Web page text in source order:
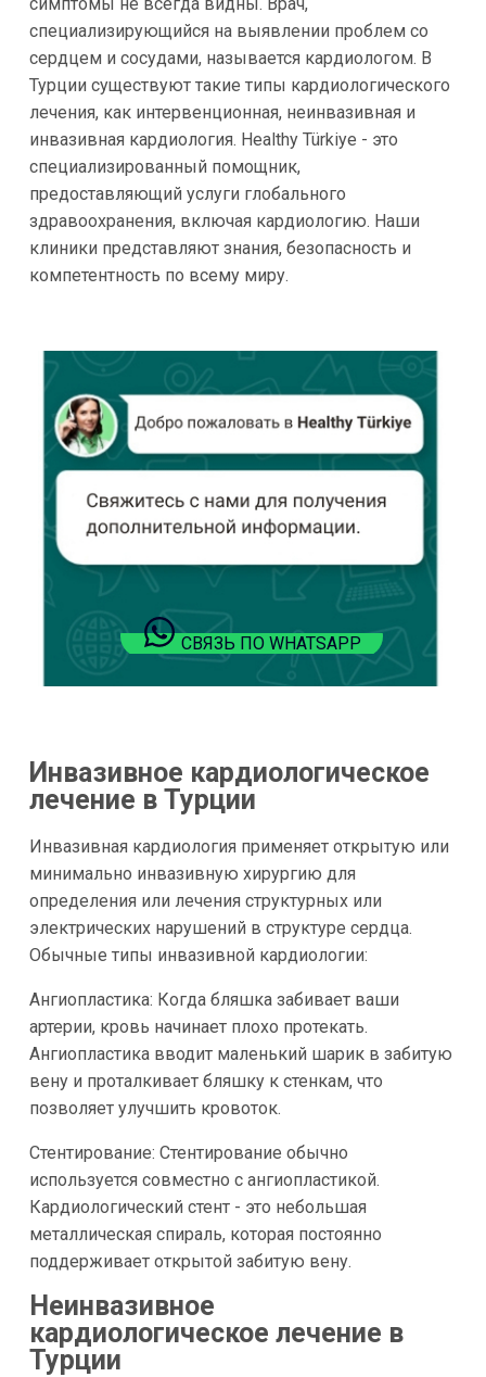
специализирующийся на выявлении проблем со
сердцем и сосудами, называется кардиологом. В
Турции существуют такие типы кардиологического
лечения, как интервенционная, неинвазивная и
инвазивная кардиология. Healthy Türkiye - это
специализированный помощник,
предоставляющий услуги глобального
здравоохранения, включая кардиологию. Наши
клиники представляют знания, безопасность и
компетентность по всему миру.
СВЯЗЬ ПО WHATSAPP
Инвазивное кардиологическое
лечение в Турции
Инвазивная кардиология применяет открытую или
минимально инвазивную хирургию для
определения или лечения структурных или
электрических нарушений в структуре сердца.
Обычные типы инвазивной кардиологии:
Ангиопластика: Когда бляшка забивает ваши
артерии, кровь начинает плохо протекать.
Ангиопластика вводит маленький шарик в забитую
вену и проталкивает бляшку к стенкам, что
позволяет улучшить кровоток.
Стентирование: Стентирование обычно
используется совместно с ангиопластикой.
Кардиологический стент - это небольшая
металлическая спираль, которая постоянно
поддерживает открытой забитую вену.
Неинвазивное
кардиологическое лечение в
Турции